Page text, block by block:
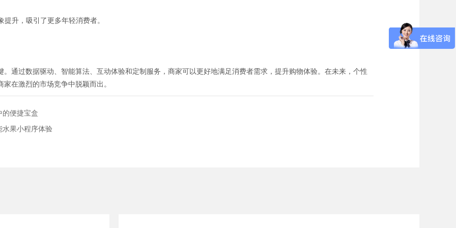
升，吸引了更多年轻消费者。
通过数据驱动、智能算法、互动体验和定制服务，商家可以更好地满足消费者需求，提升购物体验。在未来，个性
在激烈的市场竞争中脱颖而出。
的便捷宝盒
水果小程序体验